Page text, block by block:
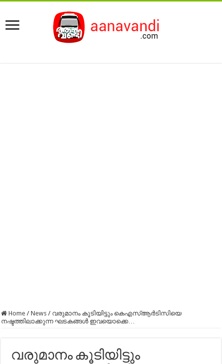
Home / News / വരുമാനം കൂടിയിട്ടും കെഎസ്ആര്‍ടിസിയെ
നഷ്ടത്തിലാക്കുന്ന ഘടകങ്ങള്‍ ഇവയൊക്കെ…
വരുമാനം കൂടിയിട്ടും